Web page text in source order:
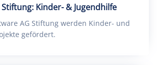
Kinder- & Jugendhilfe
AG Stiftung werden Kinder- und
gefördert.